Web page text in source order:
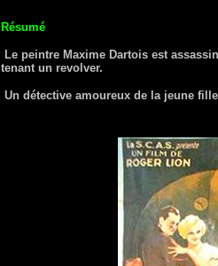
Résumé
Le peintre Maxime Dartois est
tenant un revolver.
Un détective amoureux de la jeune